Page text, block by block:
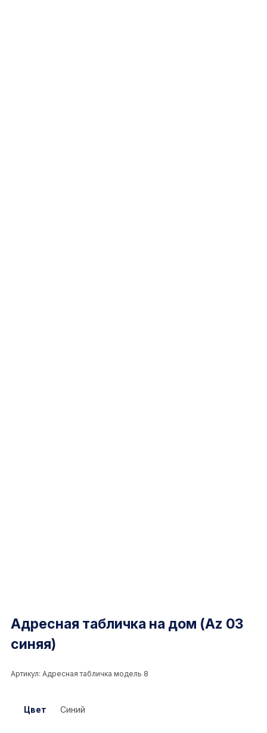
Адресная табличка на дом (Az 03
синяя)
Артикул: Адресная табличка модель 8
Цвет Синий